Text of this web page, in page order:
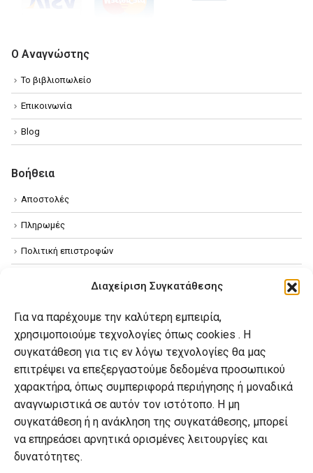
Διαχείριση Συγκατάθεσης
Για να παρέχουμε την καλύτερη εμπειρία,
χρησιμοποιούμε τεχνολογίες όπως cookies . Η
συγκατάθεση για τις εν λόγω τεχνολογίες θα μας
επιτρέψει να επεξεργαστούμε δεδομένα προσωπικού
χαρακτήρα, όπως συμπεριφορά περιήγησης ή μοναδικά
αναγνωριστικά σε αυτόν τον ιστότοπο. Η μη
συγκατάθεση ή η ανάκληση της συγκατάθεσης, μπορεί
να επηρεάσει αρνητικά ορισμένες λειτουργίες και
δυνατότητες.
Ο Αναγνώστης
Το βιβλιοπωλείο
Επικοινωνία
Blog
Βοήθεια
Αποστολές
Πληρωμές
Πολιτική επιστροφών
Πολιτική Cookies
Ο λογαριασμός μου
Ο λογαριασμός μου
Οι παραγγελίες μου
Λίστα επιθυμιών